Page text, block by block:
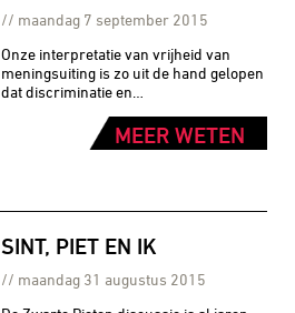
maandag 7 september 2015
Onze interpretatie van vrijheid van
meningsuiting is zo uit de hand gelopen
dat discriminatie en…
MEER WETEN
SINT, PIET EN IK
maandag 31 augustus 2015